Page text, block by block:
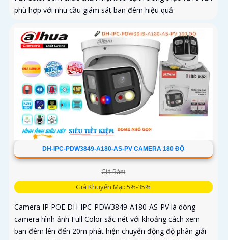
phù hợp với nhu cầu giám sát ban đêm hiệu quả
DH-IPC-PDW3849-A180-AS-PV CAMERA 180 ĐỘ
Giá Bán:
Giá Khuyến Mại: 5%-35%
Camera IP POE DH-IPC-PDW3849-A180-AS-PV là dòng
camera hình ảnh Full Color sắc nét với khoảng cách xem
ban đêm lên đến 20m phát hiện chuyển động độ phân giải